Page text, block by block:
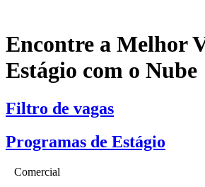
Encontre a Melhor
Estágio com o Nube
Filtro de vagas
Programas de Estágio
Comercial